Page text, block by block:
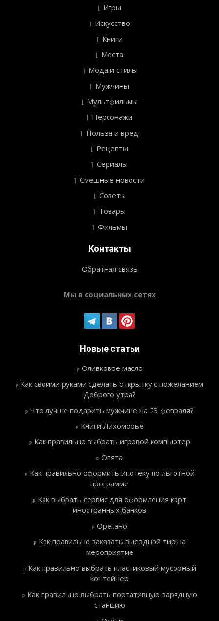
Игры
Искусство
Книги
Места
Мода и стиль
Мужчины
Мультфильмы
Персонажи
Польза и вред
Рецепты
Сериалы
Смешные новости
Советы
Товары
Фильмы
Контакты
Обратная связь
Мы в социальных сетях
Новые статьи
Оливковое масло
Как своими руками сделать открытку с пожеланием
Доброго утра?
Что лучше подарить мужчине на 23 февраля?
Книги Лихоморье
Как правильно выбрать игровой компьютер
Опята
Как правильно оформить ипотеку по льготной
программе
Как выбрать сервис для оформления карт
иностранных банков
Орегано
Как правильно заказать выездной тир на
мероприятие
Как правильно выбрать пластиковый мусорный
контейнер
Как правильно выбрать портативную зарядную
станцию